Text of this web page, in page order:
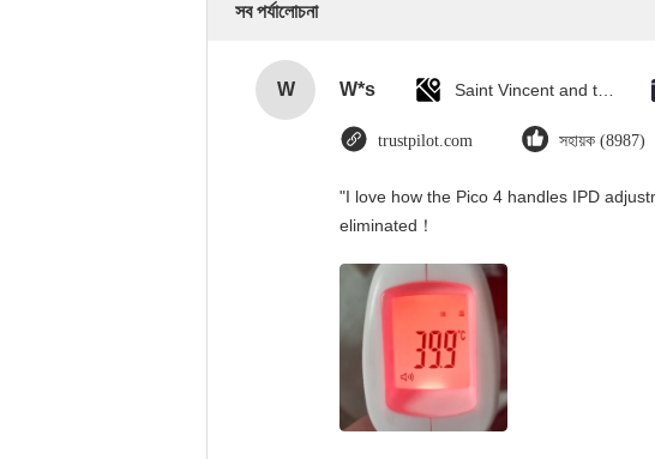
সব পর্যালোচনা
W W*s
trustpilot.com সহায়ক (8987)
"I love how the Pico 4 handles IPD
eliminated！